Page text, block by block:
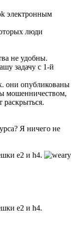
электронным
люди
не удобны.
задачу с 1-й
они опубликованы
мошенничеством,
раскрыться.
Я ничего не
e2 и h4.
e2 и h4.